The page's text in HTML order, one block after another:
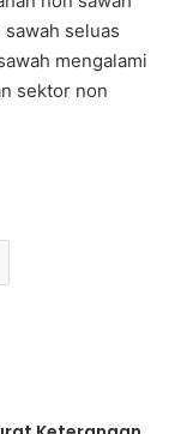
seluas
mengalami
sektor non